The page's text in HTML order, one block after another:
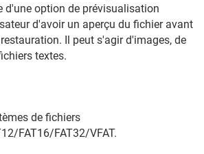
d'une option de prévisualisation
d'avoir un aperçu du fichier avant
Il peut s'agir d'images, de
textes.
de fichiers
FAT16/FAT32/VFAT.